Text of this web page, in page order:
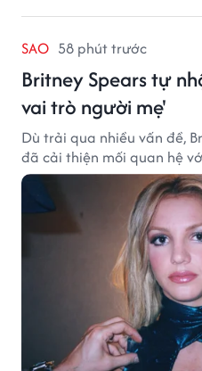
SAO 58 phút trước
Britney Spears tự
vai trò người mẹ'
Dù trải qua nhiều vấn đề,
đã cải thiện mối quan hệ